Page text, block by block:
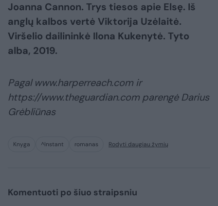
Joanna Cannon. Trys tiesos apie Elsę. Iš
anglų kalbos vertė Viktorija Uzėlaitė.
Viršelio dailininkė Ilona Kukenytė. Tyto
alba, 2019.
Pagal www.harperreach.com ir
https://www.theguardian.com parengė Darius
Grėbliūnas
Knyga ^Instant romanas Rodyti daugiau žymių
Komentuoti po šiuo straipsniu